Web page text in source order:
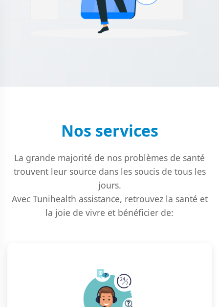
Nos services
La grande majorité de nos problèmes de santé
trouvent leur source dans les soucis de tous les
jours.
Avec Tunihealth assistance, retrouvez la santé et
la joie de vivre et bénéficier de: